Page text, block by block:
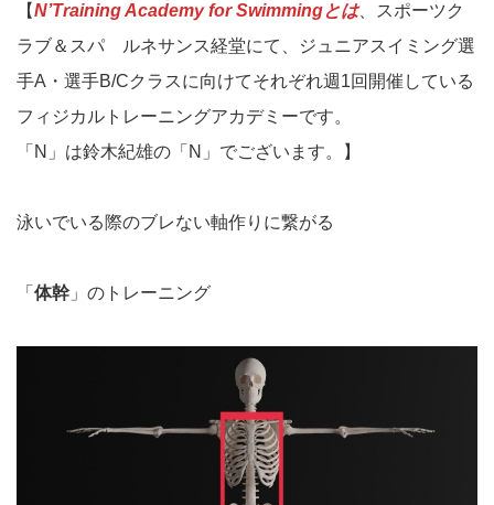
【N’Training Academy for Swimmingとは、スポーツク
ラブ＆スパ ルネサンス経堂にて、ジュニアスイミング選
手A・選手B/Cクラスに向けてそれぞれ週1回開催している
フィジカルトレーニングアカデミーです。
「N」は鈴木紀雄の「N」でございます。】
泳いでいる際のブレない軸作りに繋がる
「 体幹」のトレーニング